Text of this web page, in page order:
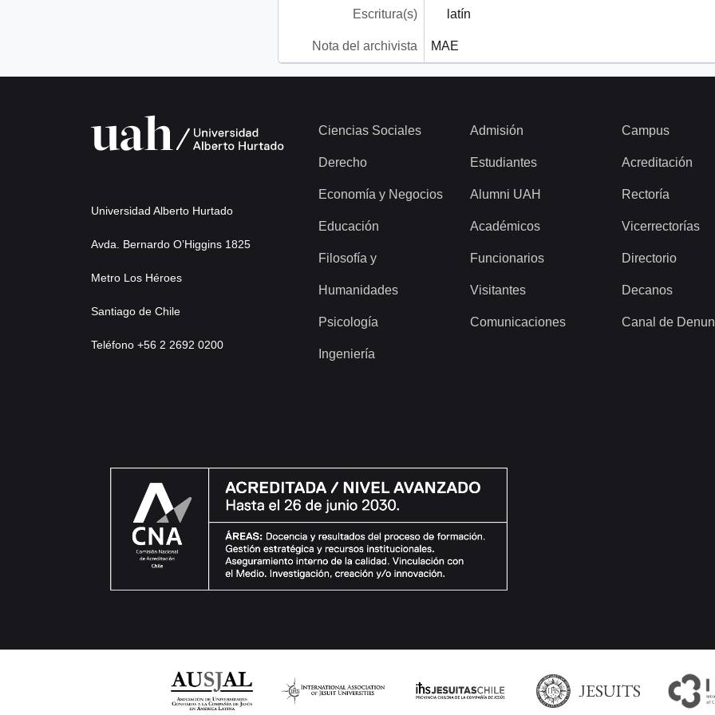
Escritura(s) latín
Nota del archivista MAE
Universidad Alberto Hurtado
Avda. Bernardo O’Higgins 1825
Metro Los Héroes
Santiago de Chile
Teléfono +56 2 2692 0200
Ciencias Sociales
Derecho
Economía y Negocios
Educación
Filosofía y
Humanidades
Psicología
Ingeniería
Admisión
Estudiantes
Alumni UAH
Académicos
Funcionarios
Visitantes
Comunicaciones
Campus
Acreditación
Rectoría
Vicerrectorías
Directorio
Decanos
Canal de